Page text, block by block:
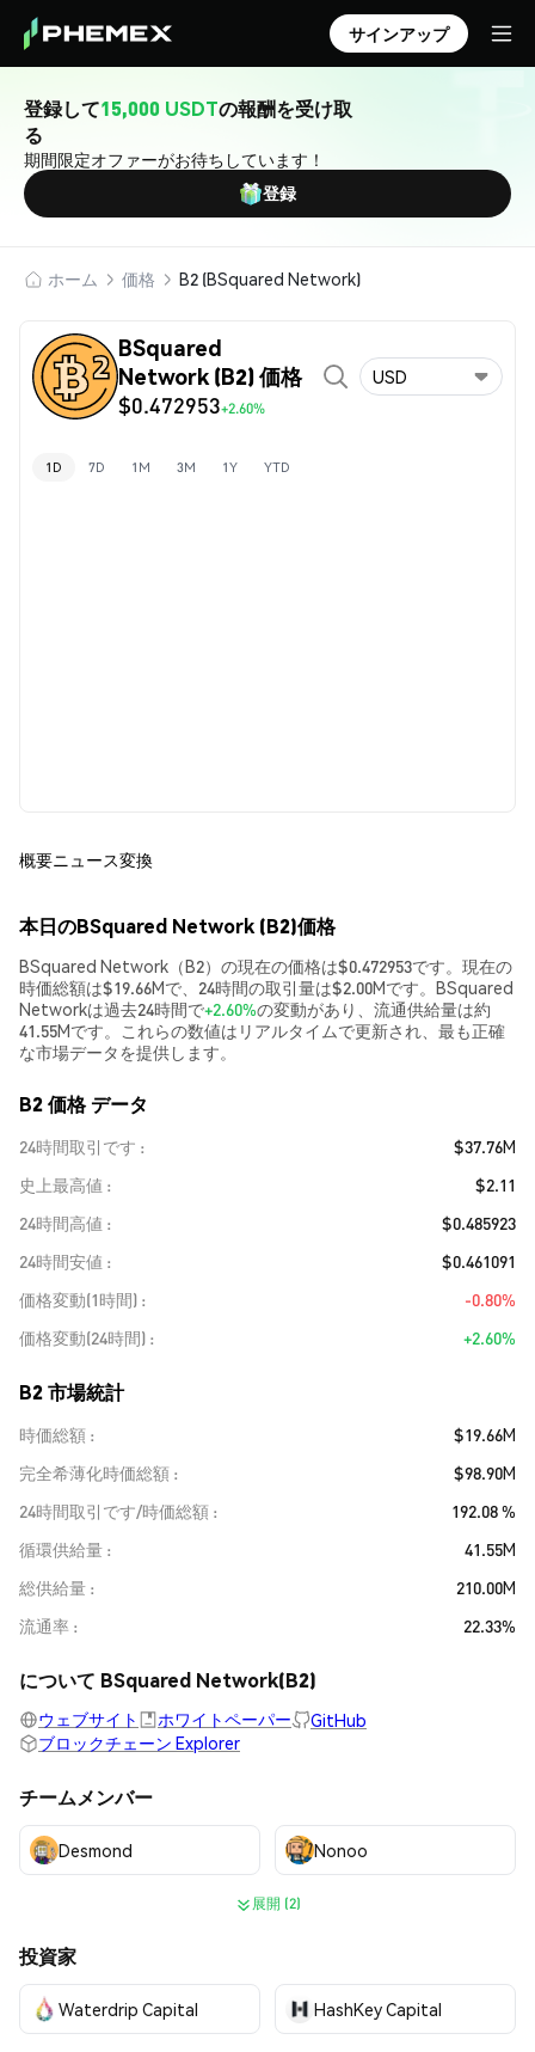
サインアップ
登録して15,000 USDTの報酬を受け取
る
期間限定オファーがお待ちしています！
登録
ホーム 価格 B2 (BSquared Network)
BSquared
Network (B2) 価格
$0.472953+2.60%
USD
1D 7D 1M 3M 1Y YTD
概要ニュース変換
本日のBSquared Network (B2)価格
BSquared Network（B2）の現在の価格は$0.472953です。現在の
時価総額は$19.66Mで、24時間の取引量は$2.00Mです。BSquared
Networkは過去24時間で+2.60%の変動があり、流通供給量は約
41.55Mです。これらの数値はリアルタイムで更新され、最も正確
な市場データを提供します。
B2 価格 データ
24時間取引です
$37.76M
史上最高値
$2.11
24時間高値
$0.485923
24時間安値
$0.461091
価格変動(1時間)
-0.80%
価格変動(24時間)
+2.60%
B2 市場統計
時価総額
$19.66M
完全希薄化時価総額
$98.90M
24時間取引です/時価総額
192.08 %
循環供給量
41.55M
総供給量
210.00M
流通率
22.33%
について BSquared Network(B2)
ウェブサイト ホワイトペーパー
GitHub
ブロックチェーン Explorer
チームメンバー
Desmond Nonoo
展開 (2)
投資家
Waterdrip Capital HashKey Capital